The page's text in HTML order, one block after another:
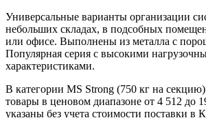
Универсальные варианты организации
небольших складах, в подсобных
или офисе. Выполнены из металла с
Популярная серия с высокими
характеристиками.
В категории MS Strong (750 кг на
товары в ценовом диапазоне от 4 512 до
указаны без учета стоимости поставки в